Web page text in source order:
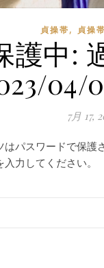
貞操帯, 貞操
護中:
04/
7月 17,
はパスワードで保護
力してください。